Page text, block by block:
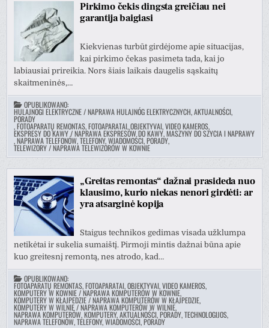
Pirkimo čekis dingsta greičiau nei
garantija baigiasi
Kiekvienas turbūt girdėjome apie situacijas,
kai pirkimo čekas pasimeta tada, kai jo
labiausiai prireikia. Nors šiais laikais daugelis sąskaitų
skaitmeninės,…
OPUBLIKOWANO:
HULAJNOGI ELEKTRYCZNE / NAPRAWA HULAJNÓG ELEKTRYCZNYCH, AKTUALNOŚCI,
PORADY
,FOTOAPARATŲ REMONTAS, FOTOAPARATAI, OBJEKTYVAI, VIDEO KAMEROS,
EKSPRESY DO KAWY / NAPRAWA EKSPRESÓW DO KAWY,MASZYNY DO SZYCIA I NAPRAWY
,NAPRAWA TELEFONÓW, TELEFONY, WIADOMOŚCI, PORADY,
TELEWIZORY / NAPRAWA TELEWIZORÓW W KOWNIE
„Greitas remontas“ dažnai prasideda nuo
klausimo, kurio niekas nenori girdėti: ar
yra atsarginė kopija
Staigus technikos gedimas visada užklumpa
netikėtai ir sukelia sumaištį. Pirmoji mintis dažnai būna apie
kuo greitesnį remontą, nes atrodo, kad…
OPUBLIKOWANO:
FOTOAPARATŲ REMONTAS, FOTOAPARATAI, OBJEKTYVAI, VIDEO KAMEROS,
KOMPUTERY W KOWNIE / NAPRAWA KOMPUTERÓW W KOWNIE,
KOMPUTERY W KŁAJPEDZIE / NAPRAWA KOMPUTERÓW W KŁAJPEDZIE,
KOMPUTERY W WILNIE / NAPRAWA KOMPUTERÓW W WILNIE,
NAPRAWA KOMPUTERÓW, KOMPUTERY, AKTUALNOŚCI, PORADY,TECHNOLOGIJOS,
NAPRAWA TELEFONÓW, TELEFONY, WIADOMOŚCI, PORADY